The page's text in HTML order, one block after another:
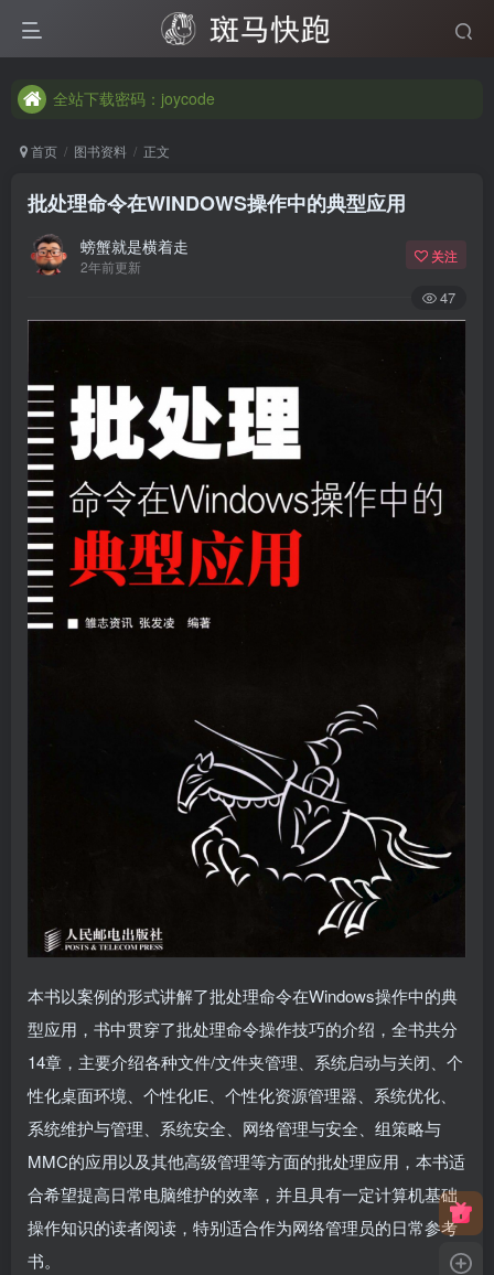
全站下载密码：joycode
全站下载密码：joycode
首页 图书资料 正文
批处理命令在WINDOWS操作中的典型应用
螃蟹就是横着走
2年前更新
关注
47
本书以案例的形式讲解了批处理命令在Windows操作中的典
型应用，书中贯穿了批处理命令操作技巧的介绍，全书共分
14章，主要介绍各种文件/文件夹管理、系统启动与关闭、个
性化桌面环境、个性化IE、个性化资源管理器、系统优化、
系统维护与管理、系统安全、网络管理与安全、组策略与
MMC的应用以及其他高级管理等方面的批处理应用，本书适
合希望提高日常电脑维护的效率，并且具有一定计算机基础
操作知识的读者阅读，特别适合作为网络管理员的日常参考
书。